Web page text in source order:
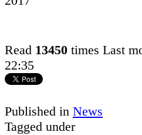
Read 13450 times Last
22:35
Published in News
Tagged under